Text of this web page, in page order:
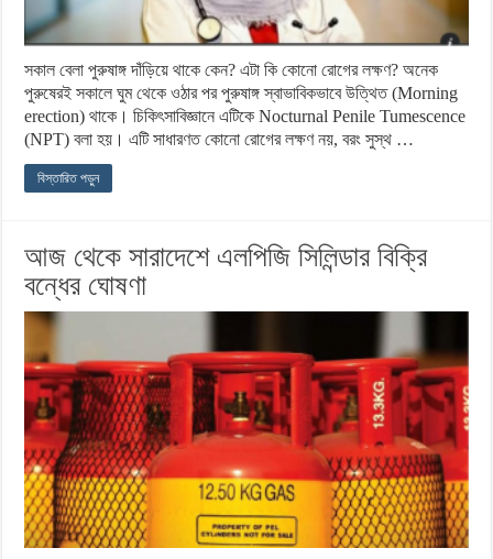
সকাল বেলা পুরুষাঙ্গ দাঁড়িয়ে থাকে কেন? এটা কি কোনো রোগের লক্ষণ? অনেক
পুরুষেরই সকালে ঘুম থেকে ওঠার পর পুরুষাঙ্গ স্বাভাবিকভাবে উত্থিত (Morning
erection) থাকে। চিকিৎসাবিজ্ঞানে এটিকে Nocturnal Penile Tumescence
(NPT) বলা হয়। এটি সাধারণত কোনো রোগের লক্ষণ নয়, বরং সুস্থ …
বিস্তারিত পড়ুন
আজ থেকে সারাদেশে এলপিজি সিলিন্ডার বিক্রি
বন্ধের ঘোষণা